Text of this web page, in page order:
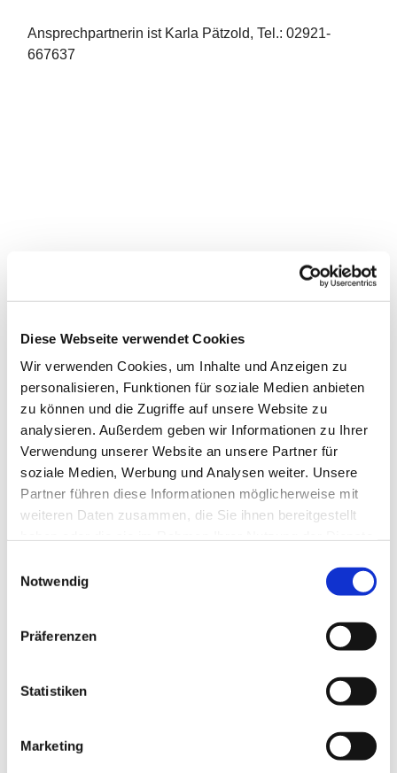
Diese Webseite verwendet Cookies
Wir verwenden Cookies, um Inhalte und Anzeigen zu
personalisieren, Funktionen für soziale Medien anbieten
zu können und die Zugriffe auf unsere Website zu
analysieren. Außerdem geben wir Informationen zu Ihrer
Verwendung unserer Website an unsere Partner für
soziale Medien, Werbung und Analysen weiter. Unsere
Partner führen diese Informationen möglicherweise mit
weiteren Daten zusammen, die Sie ihnen bereitgestellt
Notwendig
Präferenzen
Statistiken
Marketing
Ansprechpartnerin ist Karla Pätzold, Tel.: 02921-
667637
Dies könnte Sie auch
interessieren